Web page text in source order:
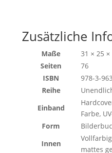
Zusätzliche
Maße
31 × 25 ×
Seiten
76
ISBN
978-3-
Reihe
Einband
Farbe,
Form
Innen
mattes